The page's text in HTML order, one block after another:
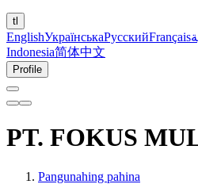
tl
EnglishУкраїнськаРусскийFrançais
Indonesia简体中文
Profile
PT. FOKUS
Pangunahing pahina